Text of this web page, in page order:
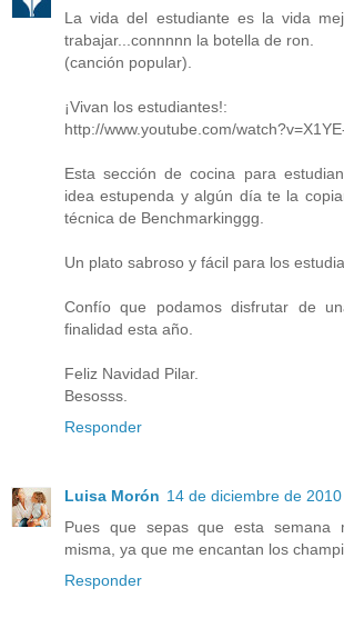
La vida del estudiante es la vida
trabajar...connnnn la botella de ron.
(canción popular).
¡Vivan los estudiantes!:
http://www.youtube.com/
Esta sección de cocina para
idea estupenda y algún día te la
técnica de Benchmarkinggg.
Un plato sabroso y fácil para los
Confío que podamos disfrutar de
finalidad esta año.
Feliz Navidad Pilar.
Besosss.
Responder
Luisa Morón 14 de diciembre de
Pues que sepas que esta
misma, ya que me encantan los
Responder